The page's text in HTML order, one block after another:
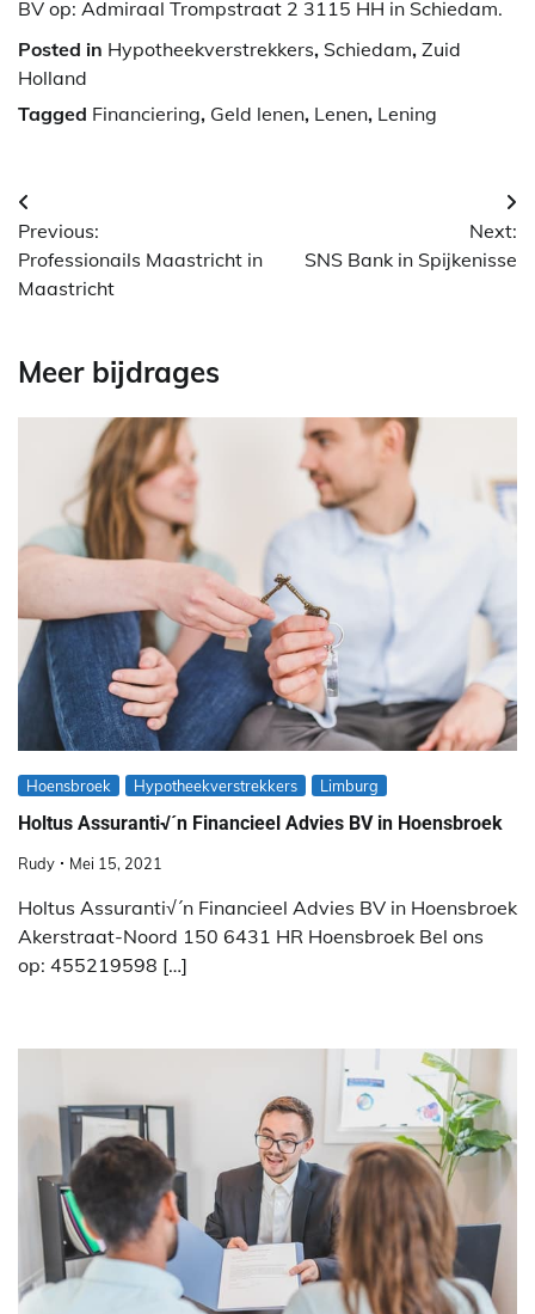
BV op: Admiraal Trompstraat 2 3115 HH in Schiedam.
Posted in Hypotheekverstrekkers, Schiedam, Zuid
Holland
Tagged Financiering, Geld lenen, Lenen, Lening
Berichtnavigatie
Previous:
Professionails Maastricht in
Maastricht
Next:
SNS Bank in Spijkenisse
Meer bijdrages
Hoensbroek Hypotheekverstrekkers Limburg
Holtus Assuranti√´n Financieel Advies BV in Hoensbroek
Rudy Mei 15, 2021
Holtus Assuranti√´n Financieel Advies BV in Hoensbroek
Akerstraat-Noord 150 6431 HR Hoensbroek Bel ons
op: 455219598 […]